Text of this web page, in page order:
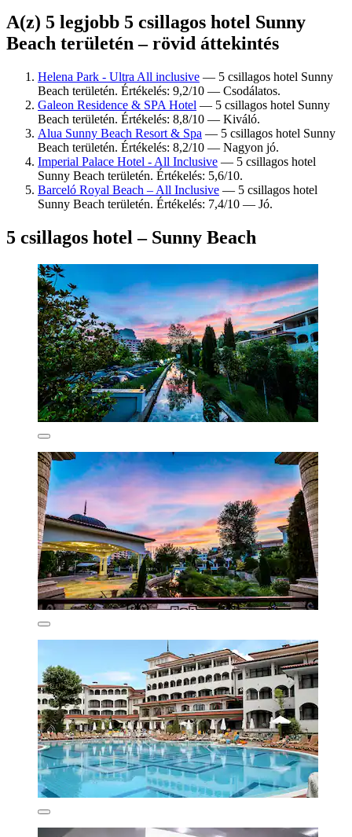
A(z) 5 legjobb 5 csillagos hotel Sunny
Beach területén – rövid áttekintés
Helena Park - Ultra All inclusive — 5 csillagos hotel Sunny
Beach területén. Értékelés: 9,2/10 — Csodálatos.
Galeon Residence & SPA Hotel — 5 csillagos hotel Sunny
Beach területén. Értékelés: 8,8/10 — Kiváló.
Alua Sunny Beach Resort & Spa — 5 csillagos hotel Sunny
Beach területén. Értékelés: 8,2/10 — Nagyon jó.
Imperial Palace Hotel - All Inclusive — 5 csillagos hotel
Sunny Beach területén. Értékelés: 5,6/10.
Barceló Royal Beach – All Inclusive — 5 csillagos hotel
Sunny Beach területén. Értékelés: 7,4/10 — Jó.
5 csillagos hotel – Sunny Beach